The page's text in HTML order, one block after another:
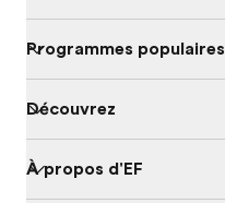
Programmes populaires
Découvrez
À propos d'EF